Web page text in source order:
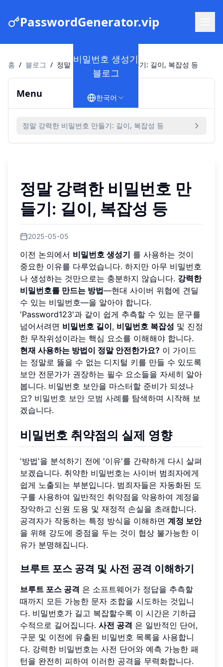
PasswordGenerator.vip
비밀번호 생성기
블로그
한국어
홈 / 블로그 / 정말 강력한 비밀번호 만들기: 길이, 복잡성 등
Menu
정말 강력한 비밀번호 만들기: 길이, 복잡성 등
정말 강력한 비밀번호 만
들기: 길이, 복잡성 등
2025-05-05
이전 논의에서 비밀번호 생성기 를 사용하는 것이
중요한 이유를 다루었습니다. 하지만 아무 비밀번호
나 생성하는 것만으로는 충분하지 않습니다. 강력한
비밀번호를 만드는 방법—현대 사이버 위협에 견딜
수 있는 비밀번호—을 알아야 합니다.
'Password123'과 같이 쉽게 추측할 수 있는 문구를
넘어서려면 비밀번호 길이, 비밀번호 복잡성 및 진정
한 무작위성이라는 핵심 요소를 이해해야 합니다.
현재 사용하는 방법이 정말 안전한가요? 이 가이드
는 정말로 뚫을 수 없는 디지털 키를 만들 수 있도록
보안 전문가가 권장하는 필수 요소들을 자세히 알아
봅니다. 비밀번호 보안을 마스터할 준비가 되셨나
요? 비밀번호 보안 모범 사례를 탐색하며 시작해 보
겠습니다.
비밀번호 취약점의 실제 영향
'방법'을 분석하기 전에 '이유'를 간략하게 다시 살펴
보겠습니다. 취약한 비밀번호는 사이버 범죄자에게
쉽게 노출되는 부분입니다. 범죄자들은 자동화된 도
구를 사용하여 일반적인 취약점을 악용하여 계정을
장악하고 신원 도용 및 재정적 손실을 초래합니다.
공격자가 작동하는 특정 방식을 이해하면 계정 보안
을 위해 강도에 중점을 두는 것이 협상 불가능한 이
유가 분명해집니다.
브루트 포스 공격 및 사전 공격 이해하기
브루트 포스 공격 은 소프트웨어가 정답을 추측할
때까지 모든 가능한 문자 조합을 시도하는 것입니
다. 비밀번호가 길고 복잡할수록 이 시간은 기하급
수적으로 길어집니다. 사전 공격 은 일반적인 단어,
구문 및 이전에 유출된 비밀번호 목록을 사용합니
다. 강력한 비밀번호는 사전 단어와 예측 가능한 패
턴을 완전히 피하여 이러한 공격을 무력화합니다.